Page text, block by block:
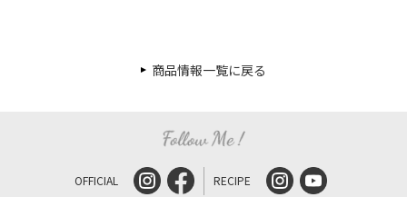
商品情報一覧に戻る
OFFICIAL RECIPE